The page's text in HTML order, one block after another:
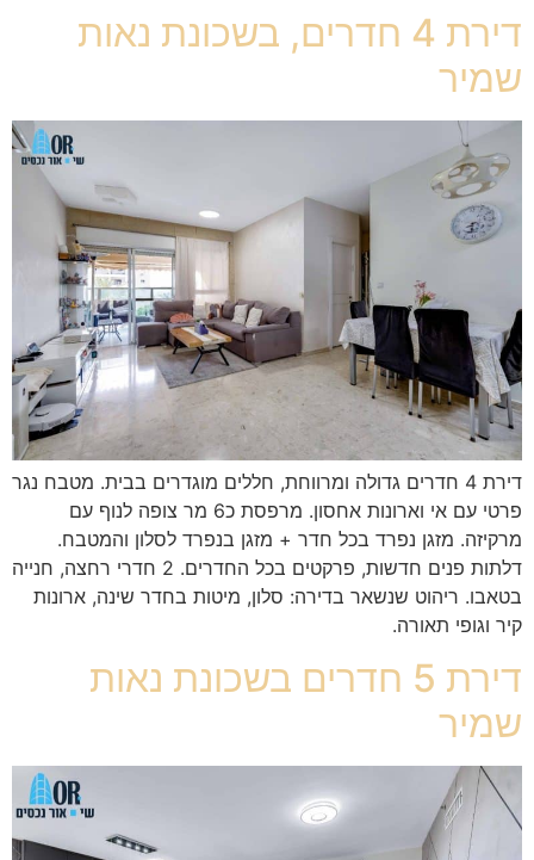
דירת 4 חדרים, בשכונת נאות
שמיר
דירת 4 חדרים גדולה ומרווחת, חללים מוגדרים בבית. מטבח נגר
פרטי עם אי וארונות אחסון. מרפסת כ6 מר צופה לנוף עם
מרקיזה. מזגן נפרד בכל חדר + מזגן בנפרד לסלון והמטבח.
דלתות פנים חדשות, פרקטים בכל החדרים. 2 חדרי רחצה, חנייה
בטאבו. ריהוט שנשאר בדירה: סלון, מיטות בחדר שינה, ארונות
קיר וגופי תאורה.
דירת 5 חדרים בשכונת נאות
שמיר